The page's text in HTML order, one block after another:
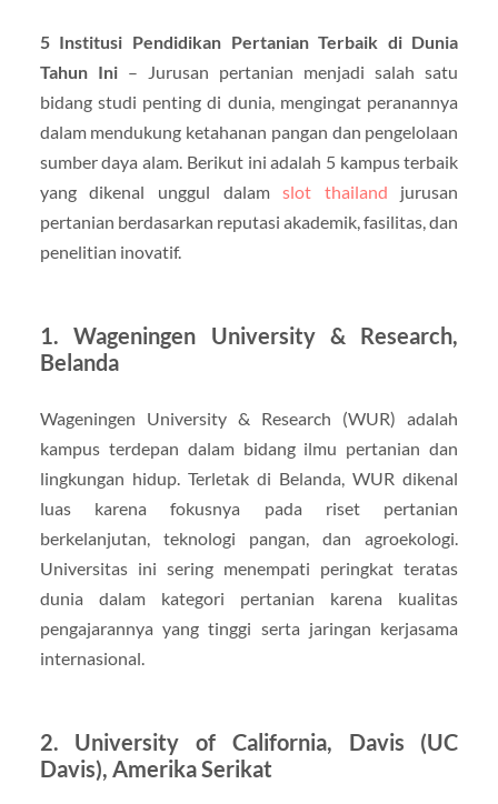
5 Institusi Pendidikan Pertanian Terbaik di Dunia
Tahun Ini– Jurusan pertanian menjadi salah satu
bidang studi penting di dunia, mengingat peranannya
dalam mendukung ketahanan pangan dan pengelolaan
sumber daya alam. Berikut ini adalah 5 kampus terbaik
yang dikenal unggul dalamslot thailand jurusan
pertanian berdasarkan reputasi akademik, fasilitas, dan
penelitian inovatif.
1. Wageningen University & Research,
Belanda
Wageningen University & Research (WUR) adalah
kampus terdepan dalam bidang ilmu pertanian dan
lingkungan hidup. Terletak di Belanda, WUR dikenal
luas karena fokusnya pada riset pertanian
berkelanjutan, teknologi pangan, dan agroekologi.
Universitas ini sering menempati peringkat teratas
dunia dalam kategori pertanian karena kualitas
pengajarannya yang tinggi serta jaringan kerjasama
internasional.
2. University of California, Davis (UC
Davis), Amerika Serikat